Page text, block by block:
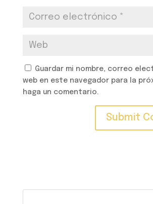
Guardar mi nombre, correo
web en este navegador para la
haga un comentario.